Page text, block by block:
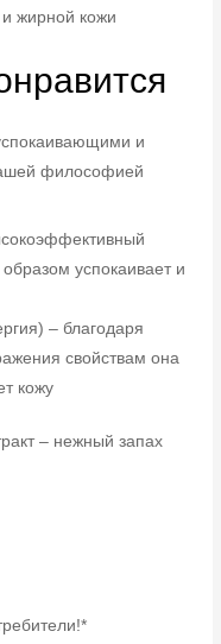
жирной кожи
и
философией
успокаивает и
– благодаря
свойствам она
кожу
– нежный запах